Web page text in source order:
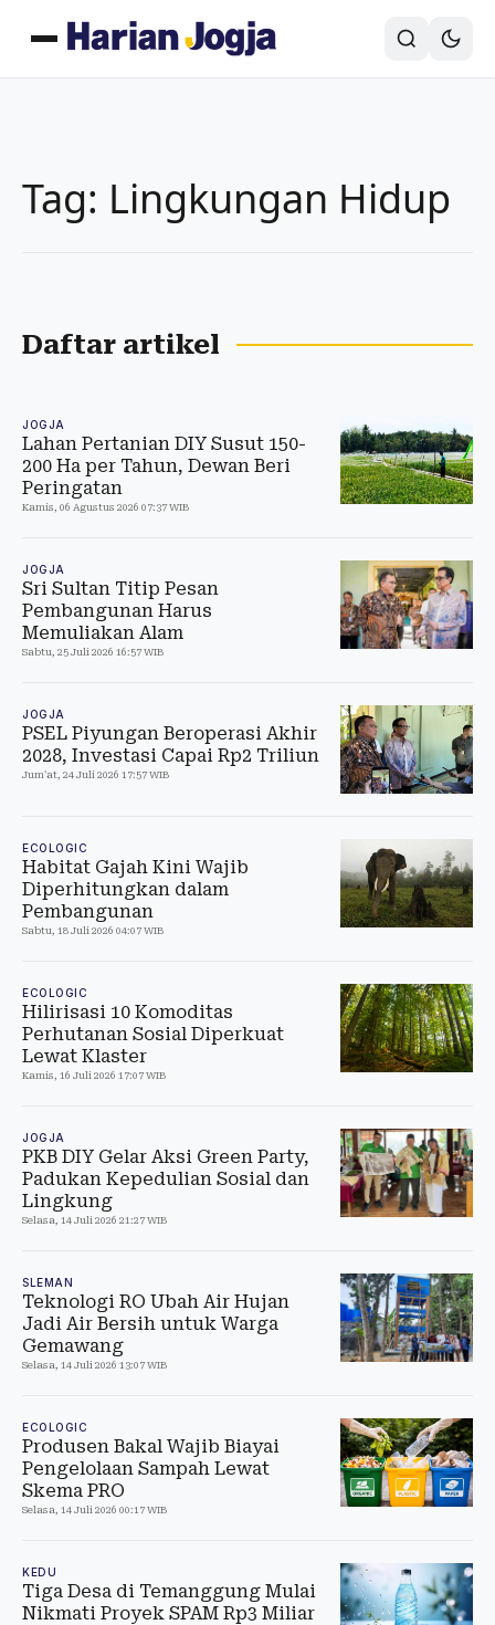
Tag: Lingkungan Hidup
Daftar artikel
JOGJA
Lahan Pertanian DIY Susut 150-
200 Ha per Tahun, Dewan Beri
Peringatan
Kamis, 06 Agustus 2026 07:37 WIB
JOGJA
Sri Sultan Titip Pesan
Pembangunan Harus
Memuliakan Alam
Sabtu, 25 Juli 2026 16:57 WIB
JOGJA
PSEL Piyungan Beroperasi Akhir
2028, Investasi Capai Rp2 Triliun
Jum'at, 24 Juli 2026 17:57 WIB
ECOLOGIC
Habitat Gajah Kini Wajib
Diperhitungkan dalam
Pembangunan
Sabtu, 18 Juli 2026 04:07 WIB
ECOLOGIC
Hilirisasi 10 Komoditas
Perhutanan Sosial Diperkuat
Lewat Klaster
Kamis, 16 Juli 2026 17:07 WIB
JOGJA
PKB DIY Gelar Aksi Green Party,
Padukan Kepedulian Sosial dan
Lingkung
Selasa, 14 Juli 2026 21:27 WIB
SLEMAN
Teknologi RO Ubah Air Hujan
Jadi Air Bersih untuk Warga
Gemawang
Selasa, 14 Juli 2026 13:07 WIB
ECOLOGIC
Produsen Bakal Wajib Biayai
Pengelolaan Sampah Lewat
Skema PRO
Selasa, 14 Juli 2026 00:17 WIB
KEDU
Tiga Desa di Temanggung Mulai
Nikmati Proyek SPAM Rp3 Miliar